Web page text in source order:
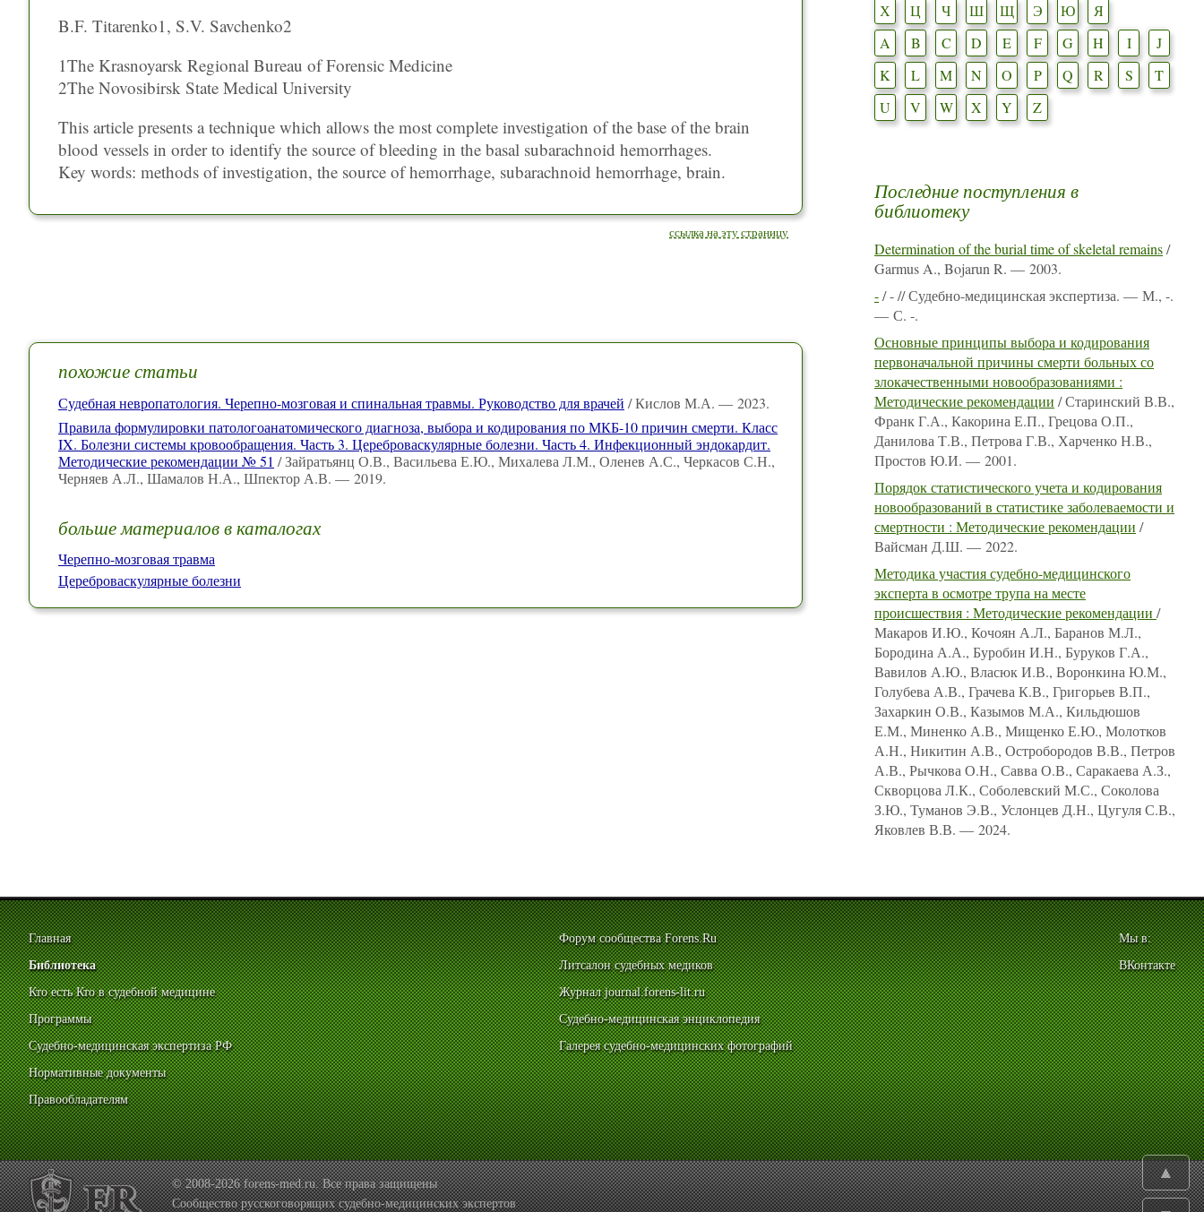
B.F. Titarenko1, S.V. Savchenko2
1The Krasnoyarsk Regional Bureau of Forensic Medicine
2The Novosibirsk State Medical University
This article presents a technique which allows the most complete investigation of the base of the brain
blood vessels in order to identify the source of bleeding in the basal subarachnoid hemorrhages.
Key words: methods of investigation, the source of hemorrhage, subarachnoid hemorrhage, brain.
ссылка на эту страницу
похожие статьи
Судебная невропатология. Черепно-мозговая и спинальная травмы. Руководство для врачей / Кислов М.А. — 2023.
Правила формулировки патологоанатомического диагноза, выбора и кодирования по МКБ-10 причин смерти. Класс
IX. Болезни системы кровообращения. Часть 3. Цереброваскулярные болезни. Часть 4. Инфекционный эндокардит.
Методические рекомендации № 51 / Зайратьянц О.В., Васильева Е.Ю., Михалева Л.М., Оленев А.С., Черкасов С.Н.,
Черняев А.Л., Шамалов Н.А., Шпектор А.В. — 2019.
больше материалов в каталогах
Черепно-мозговая травма
Цереброваскулярные болезни
Х
Ц Ч Ш Щ Э Ю
Я
A
B C D E F G H I
J
K
L M N O P Q R S
T
U
V W X Y Z
Последние поступления в
библиотеку
Determination of the burial time of skeletal remains/
Garmus A., Bojarun R. — 2003.
-/ - // Судебно-медицинская экспертиза. — М., -.
— С. -.
Основные принципы выбора и кодирования
первоначальной причины смерти больных со
злокачественными новообразованиями :
Методические рекомендации / Старинский В.В.,
Франк Г.А., Какорина Е.П., Грецова О.П.,
Данилова Т.В., Петрова Г.В., Харченко Н.В.,
Простов Ю.И. — 2001.
Порядок статистического учета и кодирования
новообразований в статистике заболеваемости и
смертности : Методические рекомендации /
Вайсман Д.Ш. — 2022.
Методика участия судебно-медицинского
эксперта в осмотре трупа на месте
происшествия : Методические рекомендации /
Макаров И.Ю., Кочоян А.Л., Баранов М.Л.,
Бородина А.А., Буробин И.Н., Буруков Г.А.,
Вавилов А.Ю., Власюк И.В., Воронкина Ю.М.,
Голубева А.В., Грачева К.В., Григорьев В.П.,
Захаркин О.В., Казымов М.А., Кильдюшов
Е.М., Миненко А.В., Мищенко Е.Ю., Молотков
А.Н., Никитин А.В., Остробородов В.В., Петров
А.В., Рычкова О.Н., Савва О.В., Саракаева А.З.,
Скворцова Л.К., Соболевский М.С., Соколова
З.Ю., Туманов Э.В., Услонцев Д.Н., Цугуля С.В.,
Яковлев В.В. — 2024.
Главная
Библиотека
Кто есть Кто в судебной медицине
Программы
Судебно-медицинская экспертиза РФ
Нормативные документы
Правообладателям
Форум сообщества Forens.Ru
Литсалон судебных медиков
Журнал journal.forens-lit.ru
Судебно-медицинская энциклопедия
Галерея судебно-медицинских фотографий
Мы в:
ВКонтакте
© 2008-2026 forens-med.ru. Все права защищены
Сообщество русскоговорящих судебно-медицинских экспертов
▲